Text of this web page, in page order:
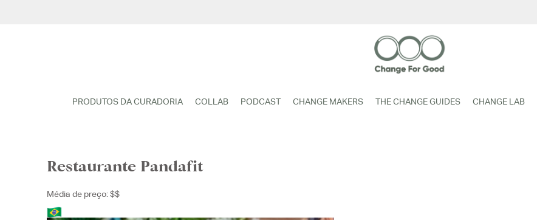
PRODUTOS DA CURADORIA COLLAB PODCAST CHANGE MAKERS THE CHANGE GUIDES CHANGE LAB
Restaurante Pandafit
Média de preço: $$